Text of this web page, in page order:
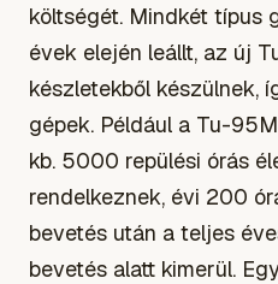
költségét. Mindkét típus
évek elején leállt, az új
készletekből készülnek,
gépek. Például a Tu-
kb. 5000 repülési órás
rendelkeznek, évi 200
bevetés után a teljes
bevetés alatt kimerül.